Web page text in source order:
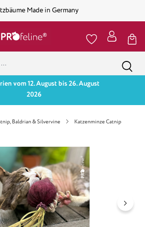
Made in Germany
vom 12. August bis 26. August
2026
Baldrian & Silvervine Katzenminze Catnip